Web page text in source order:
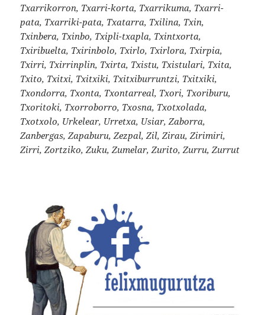
Txarrikorron, Txarri-korta, Txarrikuma, Txarri-
pata, Txarriki-pata, Txatarra, Txilina, Txin,
Txinbera, Txinbo, Txipli-txapla, Txintxorta,
Txiribuelta, Txirinbolo, Txirlo, Txirlora, Txirpia,
Txirri, Txirrinplin, Txirta, Txistu, Txistulari, Txita,
Txito, Txitxi, Txitxiki, Txitxiburruntzi, Txitxiki,
Txondorra, Txonta, Txontarreal, Txori, Txoriburu,
Txoritoki, Txorroborro, Txosna, Txotxolada,
Txotxolo, Urkelear, Urretxa, Usiar, Zaborra,
Zanbergas, Zapaburu, Zezpal, Zil, Zirau, Zirimiri,
Zirri, Zortziko, Zuku, Zumelar, Zurito, Zurru, Zurrut